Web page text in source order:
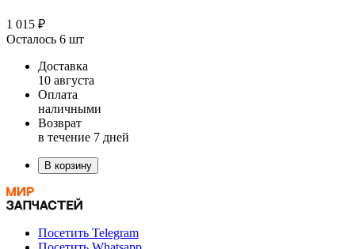
1 015 ₽
Осталось 6 шт
Доставка
10 августа
Оплата
наличными
Возврат
в течение 7 дней
В корзину
Посетить Telegram